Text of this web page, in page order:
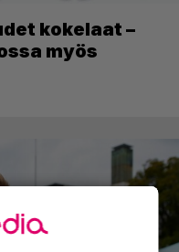
kokelaat –
myös